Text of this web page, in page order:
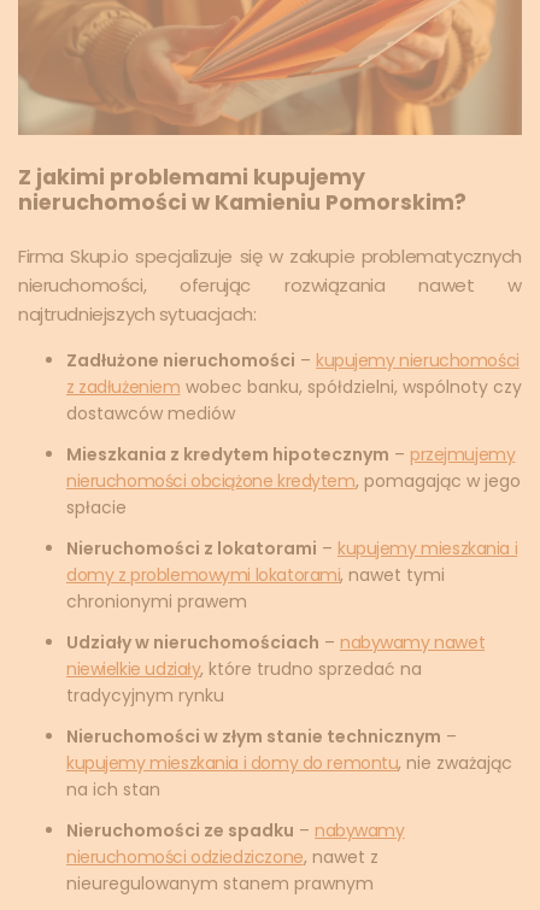
Z jakimi problemami kupujemy
nieruchomości w Kamieniu Pomorskim?
Firma Skup.io specjalizuje się w zakupie problematycznych
nieruchomości, oferując rozwiązania nawet w
najtrudniejszych sytuacjach:
Zadłużone nieruchomości – kupujemy nieruchomości
z zadłużeniem wobec banku, spółdzielni, wspólnoty czy
dostawców mediów
Mieszkania z kredytem hipotecznym – przejmujemy
nieruchomości obciążone kredytem, pomagając w jego
spłacie
Nieruchomości z lokatorami – kupujemy mieszkania i
domy z problemowymi lokatorami, nawet tymi
chronionymi prawem
Udziały w nieruchomościach – nabywamy nawet
niewielkie udziały, które trudno sprzedać na
tradycyjnym rynku
Nieruchomości w złym stanie technicznym –
kupujemy mieszkania i domy do remontu, nie zważając
na ich stan
Nieruchomości ze spadku – nabywamy
nieruchomości odziedziczone, nawet z
nieuregulowanym stanem prawnym